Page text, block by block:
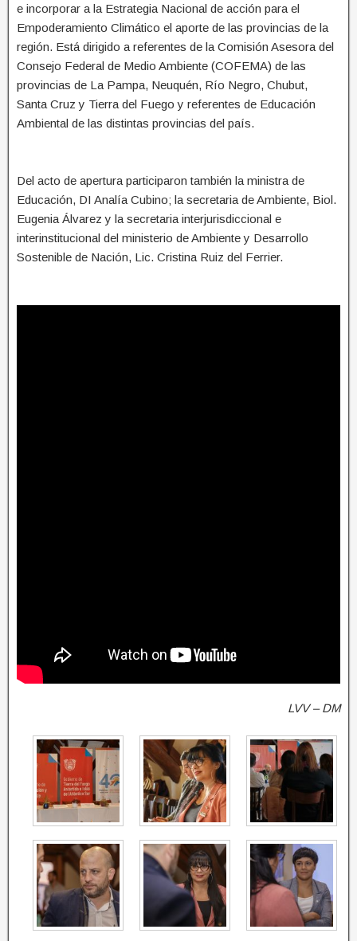
e incorporar a la Estrategia Nacional de acción para el
Empoderamiento Climático el aporte de las provincias de la
región. Está dirigido a referentes de la Comisión Asesora del
Consejo Federal de Medio Ambiente (COFEMA) de las
provincias de La Pampa, Neuquén, Río Negro, Chubut,
Santa Cruz y Tierra del Fuego y referentes de Educación
Ambiental de las distintas provincias del país.
Del acto de apertura participaron también la ministra de
Educación, DI Analía Cubino; la secretaria de Ambiente, Biol.
Eugenia Álvarez y la secretaria interjurisdiccional e
interinstitucional del ministerio de Ambiente y Desarrollo
Sostenible de Nación, Lic. Cristina Ruiz del Ferrier.
LVV – DM